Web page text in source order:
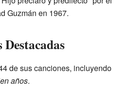
Guzmán en 1967.
de sus canciones, incluyendo
años.